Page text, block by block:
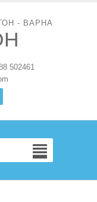
- ВАРНА
502461